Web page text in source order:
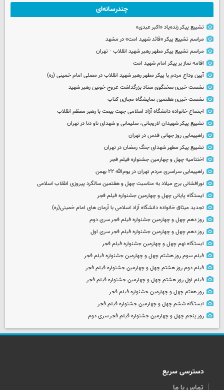
چندرسانه‌ای
تشییع پیکر زنده‌یاد «اکبر عبدی»
مراسم تشییع پیکر «قائد شهید امت» در مشهد
مراسم تشییع پیکر مطهر رهبر شهید انقلاب - تهران
اقامه نماز بر پیکر امام شهید امت
آیین وداع مردم با پیکر مطهر رهبر شهید انقلاب در مصلی امام خمینی (ره)
نشست خبری سخنگوی ستاد بزرگداشت عروج خونین رهبر شهید
نشست خبری هفتمین نمایشگاه مجازی کتاب
اجتماع خانواده دانشگاه آزاد اسلامی جهت بیعت با رهبر معظم انقلاب
تشییع پیکر شهیدان لاریجانی، سلیمانی و شهدای ناو دنا در تهران
راهپیمایی روز جهانی قدس در تهران
تشییع پیکر مطهر شهدای جنگ رمضان در تهران
اختتامیه چهل و چهارمین جشنواره فیلم فجر
راهپیمایی سراسری مردم تهران در یوم‌الله ۲۲ بهمن
نورافشانی برج میلاد به مناسبت چهل‌ و هفتمین سالگرد پیروزی انقلاب اسلامی
ایستگاه پایانی چهل و چهارمین جشنواره فیلم فجر
تجدید میثاق خانواده دانشگاه آزاد اسلامی با آرمان های امام خمینی(ره)
روز دهم چهل و چهارمین جشنواره فیلم فجر سری دوم
روز دهم چهل و چهارمین جشنواره فیلم فجر سری اول
ایستگاه نهم چهل و چهارمین جشنواره فیلم فجر
فیلم سوم روز هشتم چهل و چهارمین جشنواره فیلم فجر
فیلم دوم روز هشتم چهل و چهارمین جشنواره فیلم فجر
فیلم اول روز هشتم چهل و چهارمین جشنواره فیلم فجر
روز هفتم چهل و چهارمین جشنواره فیلم فجر
ایستگاه ششم چهل و چهارمین جشنواره فیلم فجر
روز پنجم چهل و چهارمین جشنواره فیلم فجر سری دوم
دسترسی سریع